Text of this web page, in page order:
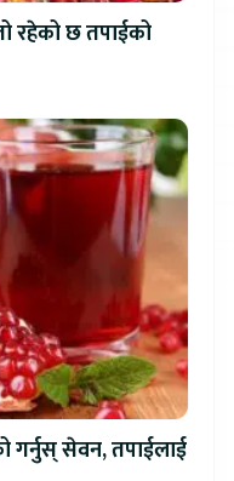
रहेको छ तपाईको
गर्नुस् सेवन, तपाईलाई